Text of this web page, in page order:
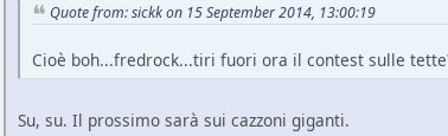
Quote from: sickk on 15 September 2014, 13:00:19
Cioè boh...fredrock...tiri fuori ora il contest sulle
Su, su. Il prossimo sarà sui cazzoni giganti.